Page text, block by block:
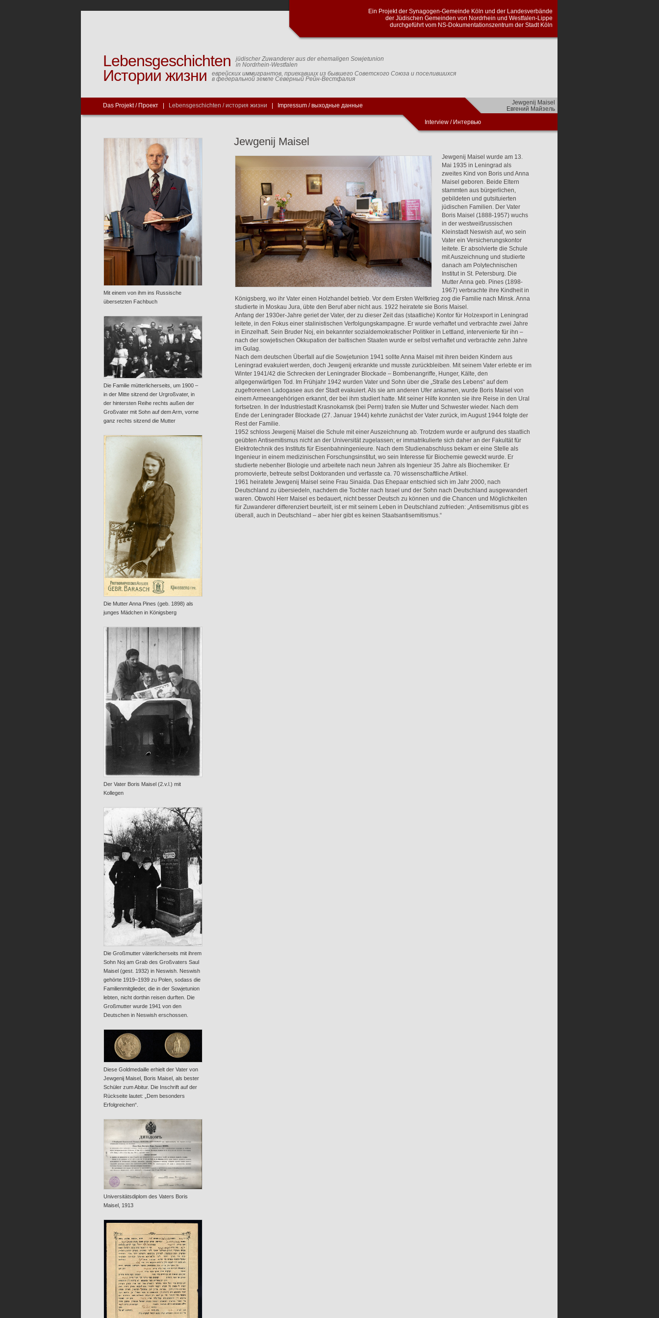
Проект синагогальной общины города Кельна и Земельных союзов еврейских
общин Северного Рейна и Вестфалии-Липпе, проведенный сотрудниками
Кельнского центра документации периода национал-социализма
Lebensgeschichten
jüdischer Zuwanderer aus der ehemaligen Sowjetunion
in Nordrhein-Westfalen
Истории жизни еврейских иммигрантов, приехавших из бывшего Советского Союза и поселившихся
в федеральной земле Северный Рейн-Вестфалия
Das Projekt / Проект Lebensgeschichten / история жизни Impressum / выходные данные
Jewgenij Maisel
Евгений Майзель
Interview/ Интервью
Mit einem von ihm ins Russische
übersetzten Fachbuch
Die Familie mütterlicherseits, um 1900 –
in der Mitte sitzend der Urgroßvater, in
der hintersten Reihe rechts außen der
Großvater mit Sohn auf dem Arm, vorne
ganz rechts sitzend die Mutter
Die Mutter Anna Pines (geb. 1898) als
junges Mädchen in Königsberg
Der Vater Boris Maisel (2.v.l.) mit
Kollegen
Die Großmutter väterlicherseits mit ihrem
Sohn Noj am Grab des Großvaters Saul
Maisel (gest. 1932) in Neswish. Neswish
gehörte 1919–1939 zu Polen, sodass die
Familienmitglieder, die in der Sowjetunion
lebten, nicht dorthin reisen durften. Die
Großmutter wurde 1941 von den
Deutschen in Neswish erschossen.
Diese Goldmedaille erhielt der Vater von
Jewgenij Maisel, Boris Maisel, als bester
Schüler zum Abitur. Die Inschrift auf der
Rückseite lautet: „Dem besonders
Erfolgreichen“.
Universitätsdiplom des Vaters Boris
Maisel, 1913
Jewgenij Maisel
Jewgenij Maisel wurde am 13.
Mai 1935 in Leningrad als
zweites Kind von Boris und Anna
Maisel geboren. Beide Eltern
stammten aus bürgerlichen,
gebildeten und gutsituierten
jüdischen Familien. Der Vater
Boris Maisel (1888-1957) wuchs
in der westweißrussischen
Kleinstadt Neswish auf, wo sein
Vater ein Versicherungskontor
leitete. Er absolvierte die Schule
mit Auszeichnung und studierte
danach am Polytechnischen
Institut in St. Petersburg. Die
Mutter Anna geb. Pines (1898-
1967) verbrachte ihre Kindheit in
Königsberg, wo ihr Vater einen Holzhandel betrieb. Vor dem Ersten Weltkrieg zog die Familie nach Minsk. Anna
studierte in Moskau Jura, übte den Beruf aber nicht aus. 1922 heiratete sie Boris Maisel.
Anfang der 1930er-Jahre geriet der Vater, der zu dieser Zeit das (staatliche) Kontor für Holzexport in Leningrad
leitete, in den Fokus einer stalinistischen Verfolgungskampagne. Er wurde verhaftet und verbrachte zwei Jahre
in Einzelhaft. Sein Bruder Noj, ein bekannter sozialdemokratischer Politiker in Lettland, intervenierte für ihn –
nach der sowjetischen Okkupation der baltischen Staaten wurde er selbst verhaftet und verbrachte zehn Jahre
im Gulag.
Nach dem deutschen Überfall auf die Sowjetunion 1941 sollte Anna Maisel mit ihren beiden Kindern aus
Leningrad evakuiert werden, doch Jewgenij erkrankte und musste zurückbleiben. Mit seinem Vater erlebte er im
Winter 1941/42 die Schrecken der Leningrader Blockade – Bombenangriffe, Hunger, Kälte, den
allgegenwärtigen Tod. Im Frühjahr 1942 wurden Vater und Sohn über die „Straße des Lebens“ auf dem
zugefrorenen Ladogasee aus der Stadt evakuiert. Als sie am anderen Ufer ankamen, wurde Boris Maisel von
einem Armeeangehörigen erkannt, der bei ihm studiert hatte. Mit seiner Hilfe konnten sie ihre Reise in den Ural
fortsetzen. In der Industriestadt Krasnokamsk (bei Perm) trafen sie Mutter und Schwester wieder. Nach dem
Ende der Leningrader Blockade (27. Januar 1944) kehrte zunächst der Vater zurück, im August 1944 folgte der
Rest der Familie.
1952 schloss Jewgenij Maisel die Schule mit einer Auszeichnung ab. Trotzdem wurde er aufgrund des staatlich
geübten Antisemitismus nicht an der Universität zugelassen; er immatrikulierte sich daher an der Fakultät für
Elektrotechnik des Instituts für Eisenbahningenieure. Nach dem Studienabschluss bekam er eine Stelle als
Ingenieur in einem medizinischen Forschungsinstitut, wo sein Interesse für Biochemie geweckt wurde. Er
studierte nebenher Biologie und arbeitete nach neun Jahren als Ingenieur 35 Jahre als Biochemiker. Er
promovierte, betreute selbst Doktoranden und verfasste ca. 70 wissenschaftliche Artikel.
1961 heiratete Jewgenij Maisel seine Frau Sinaida. Das Ehepaar entschied sich im Jahr 2000, nach
Deutschland zu übersiedeln, nachdem die Tochter nach Israel und der Sohn nach Deutschland ausgewandert
waren. Obwohl Herr Maisel es bedauert, nicht besser Deutsch zu können und die Chancen und Möglichkeiten
für Zuwanderer differenziert beurteilt, ist er mit seinem Leben in Deutschland zufrieden: „Antisemitismus gibt es
überall, auch in Deutschland – aber hier gibt es keinen Staatsantisemitismus.“